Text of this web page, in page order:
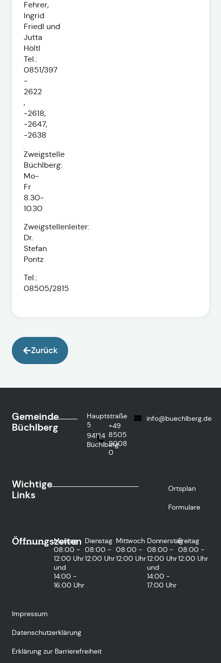
Fehrer,
Ingrid
Friedl und
Jutta
Höltl
Tel.:
0851/397
-
2622
,
-2618,
-2647,
-2638
Zweigstelle
Büchlberg:
Mo-
Fr
8.30-
10.30
Zweigstellenleiter:
Dr.
Stefan
Pontz
Tel.:
08505/2815
Zurück
Gemeinde
Büchlberg
Hauptstraße
5
94124
Büchlberg
+49
8505
9008
0
info@buechlberg.de
Wichtige
Links
Ortsplan
Formulare
Öffnungszeiten
Montag
08:00 -
12:00 Uhr
und
14:00 -
16:00 Uhr
Dienstag
08:00 -
12:00 Uhr
Mittwoch
08:00 -
12:00 Uhr
Donnerstag
08:00 -
12:00 Uhr
und
14:00 -
17:00 Uhr
Freitag
08:00 -
12:00 Uhr
Impressum
Datenschutzerklärung
Erklärung zur Barrierefreiheit